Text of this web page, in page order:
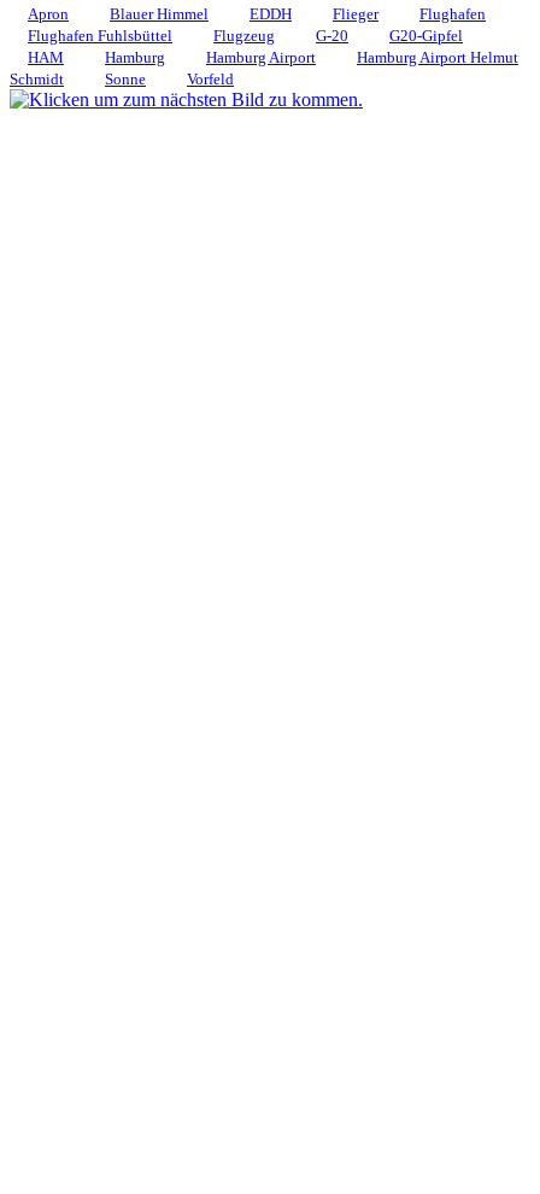
Apron Blauer Himmel EDDH Flieger
Flughafen
Flughafen Fuhlsbüttel
Flugzeug G-20
G20-Gipfel
HAM
Hamburg Hamburg Airport
Hamburg Airport Helmut
Schmidt
Sonne Vorfeld